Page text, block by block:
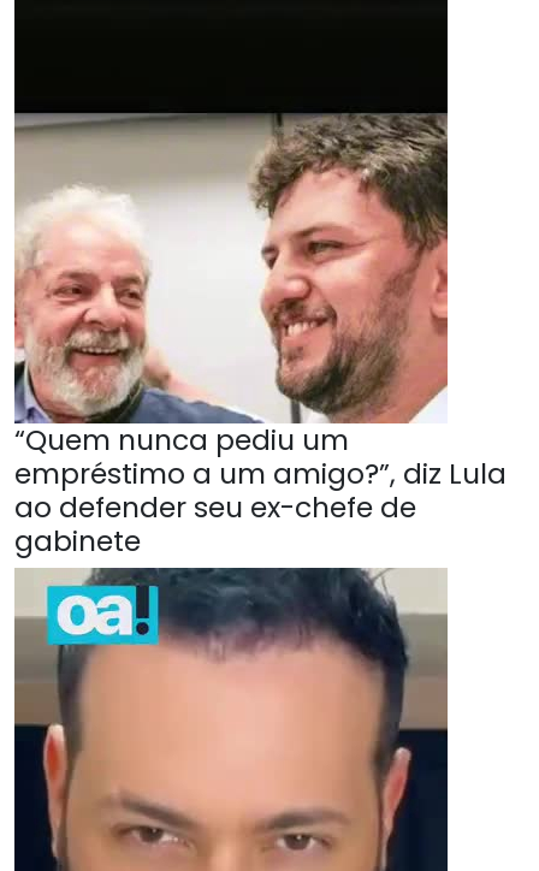
“Quem nunca pediu um
empréstimo a um amigo?”, diz Lula
ao defender seu ex-chefe de
gabinete